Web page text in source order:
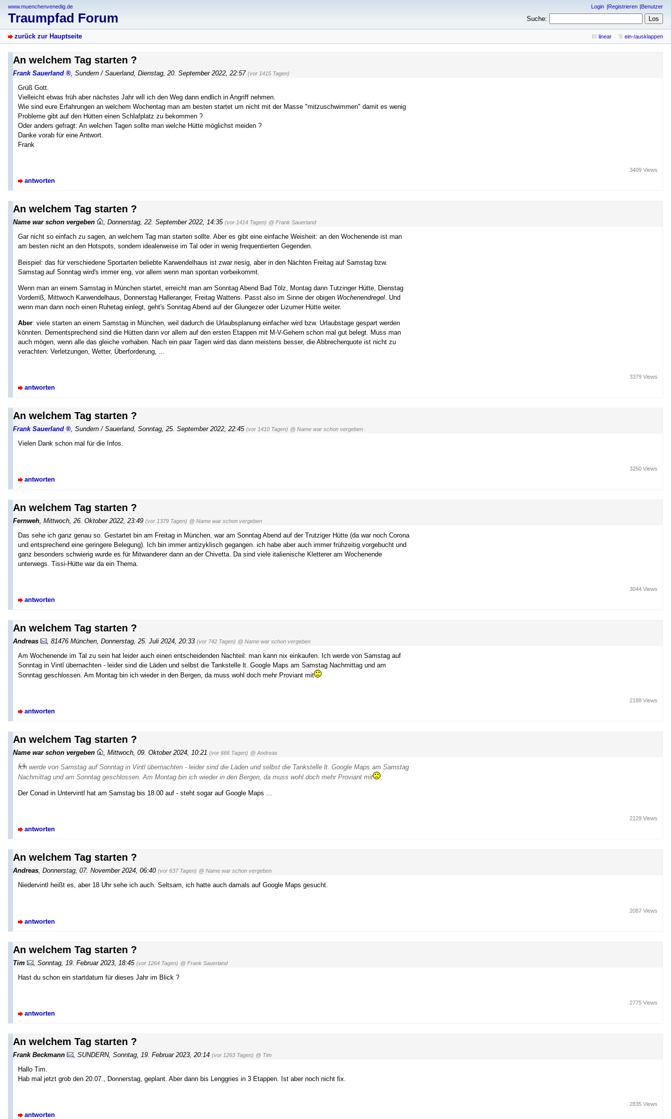
www.muenchenvenedig.de
Traumpfad Forum
Login Registrieren Benutzer
Suche:
zurück zur Hauptseite linear ein-/ausklappen
An welchem Tag starten ?
Frank Sauerland , Sundern / Sauerland, Dienstag, 20. September 2022, 22:57 (vor 1415 Tagen)
Grüß Gott.
Vielleicht etwas früh aber nächstes Jahr will ich den Weg dann endlich in Angriff nehmen.
Wie sind eure Erfahrungen an welchem Wochentag man am besten startet um nicht mit der Masse "mitzuschwimmen" damit es wenig
Probleme gibt auf den Hütten einen Schlafplatz zu bekommen ?
Oder anders gefragt: An welchen Tagen sollte man welche Hütte möglichst meiden ?
Danke vorab für eine Antwort.
Frank
antworten
3409 Views
An welchem Tag starten ?
Name war schon vergeben , Donnerstag, 22. September 2022, 14:35 (vor 1414 Tagen) @ Frank Sauerland
Gar nicht so einfach zu sagen, an welchem Tag man starten sollte. Aber es gibt eine einfache Weisheit: an den Wochenende ist man
am besten nicht an den Hotspots, sondern idealerweise im Tal oder in wenig frequentierten Gegenden.
Beispiel: das für verschiedene Sportarten beliebte Karwendelhaus ist zwar riesig, aber in den Nächten Freitag auf Samstag bzw.
Samstag auf Sonntag wird's immer eng, vor allem wenn man spontan vorbeikommt.
Wenn man an einem Samstag in München startet, erreicht man am Sonntag Abend Bad Tölz, Montag dann Tutzinger Hütte, Dienstag
Vorderriß, Mittwoch Karwendelhaus, Donnerstag Halleranger, Freitag Wattens. Passt also im Sinne der obigen Wochenendregel . Und
wenn man dann noch einen Ruhetag einlegt, geht's Sonntag Abend auf der Glungezer oder Lizumer Hütte weiter.
Aber: viele starten an einem Samstag in München, weil dadurch die Urlaubsplanung einfacher wird bzw. Urlaubstage gespart werden
könnten. Dementsprechend sind die Hütten dann vor allem auf den ersten Etappen mit M-V-Gehern schon mal gut belegt. Muss man
auch mögen, wenn alle das gleiche vorhaben. Nach ein paar Tagen wird das dann meistens besser, die Abbrecherquote ist nicht zu
verachten: Verletzungen, Wetter, Überforderung, ...
antworten
3379 Views
An welchem Tag starten ?
Frank Sauerland Sundern / Sauerland, Sonntag, 25. September 2022, 22:45 (vor 1410 Tagen) @ Name war schon vergeben
Vielen Dank schon mal für die Infos.
antworten
3250 Views
An welchem Tag starten ?
Fernweh Mittwoch, 26. Oktober 2022, 23:49 (vor 1379 Tagen) @ Name war schon vergeben
Das sehe ich ganz genau so. Gestartet bin am Freitag in München, war am Sonntag Abend auf der Trutziger Hütte (da war noch Corona
und entsprechend eine geringere Belegung). Ich bin immer antizyklisch gegangen. ich habe aber auch immer frühzeitig vorgebucht und
ganz besonders schwierig wurde es für Mitwanderer dann an der Chivetta. Da sind viele italienische Kletterer am Wochenende
unterwegs. Tissi-Hütte war da ein Thema.
antworten
3044 Views
An welchem Tag starten ?
Andreas , 81476 München, Donnerstag, 25. Juli 2024, 20:33 (vor 742 Tagen) @ Name war schon vergeben
Am Wochenende im Tal zu sein hat leider auch einen entscheidenden Nachteil: man kann nix einkaufen. Ich werde von Samstag auf
Sonntag in Vintl übernachten - leider sind die Läden und selbst die Tankstelle lt. Google Maps am Samstag Nachmittag und am
Sonntag geschlossen. Am Montag bin ich wieder in den Bergen, da muss wohl doch mehr Proviant mit
antworten
2188 Views
An welchem Tag starten ?
Name war schon vergeben , Mittwoch, 09. Oktober 2024, 10:21 (vor 666 Tagen) @ Andreas
Ich werde von Samstag auf Sonntag in Vintl übernachten - leider sind die Läden und selbst die Tankstelle lt. Google Maps am Samstag
Nachmittag und am Sonntag geschlossen. Am Montag bin ich wieder in den Bergen, da muss wohl doch mehr Proviant mit
Der Conad in Untervintl hat am Samstag bis 18:00 auf - steht sogar auf Google Maps ...
antworten
2129 Views
An welchem Tag starten ?
Andreas, Donnerstag, 07. November 2024, 06:40 (vor 637 Tagen) @ Name war schon vergeben
Niedervintl heißt es, aber 18 Uhr sehe ich auch. Seltsam, ich hatte auch damals auf Google Maps gesucht.
antworten
2087 Views
An welchem Tag starten ?
Tim Sonntag, 19. Februar 2023, 18:45 (vor 1264 Tagen) @ Frank Sauerland
Hast du schon ein startdatum für dieses Jahr im Blick ?
antworten
2775 Views
An welchem Tag starten ?
Frank Beckmann SUNDERN, Sonntag, 19. Februar 2023, 20:14 (vor 1263 Tagen) @ Tim
Hallo Tim.
Hab mal jetzt grob den 20.07., Donnerstag, geplant. Aber dann bis Lenggries in 3 Etappen. Ist aber noch nicht fix.
antworten
2835 Views